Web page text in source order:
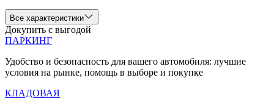
Все характеристики
Докупить с выгодой
ПАРКИНГ
Удобство и безопасность для вашего автомобиля: лучшие
условия на рынке, помощь в выборе и покупке
КЛАДОВАЯ